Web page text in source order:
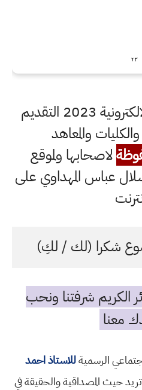
آلية ملء الاستمارة الالكترونية 2023 التقديم
والمعاهد
لاصحابها ولموقع
عباس المهداوي على
شكرا (لك / لكِ)
الكريم شرفتنا ونحب
معنا
الرسميةللاستاذ احمد
حيث المصداقية والحقيقة في